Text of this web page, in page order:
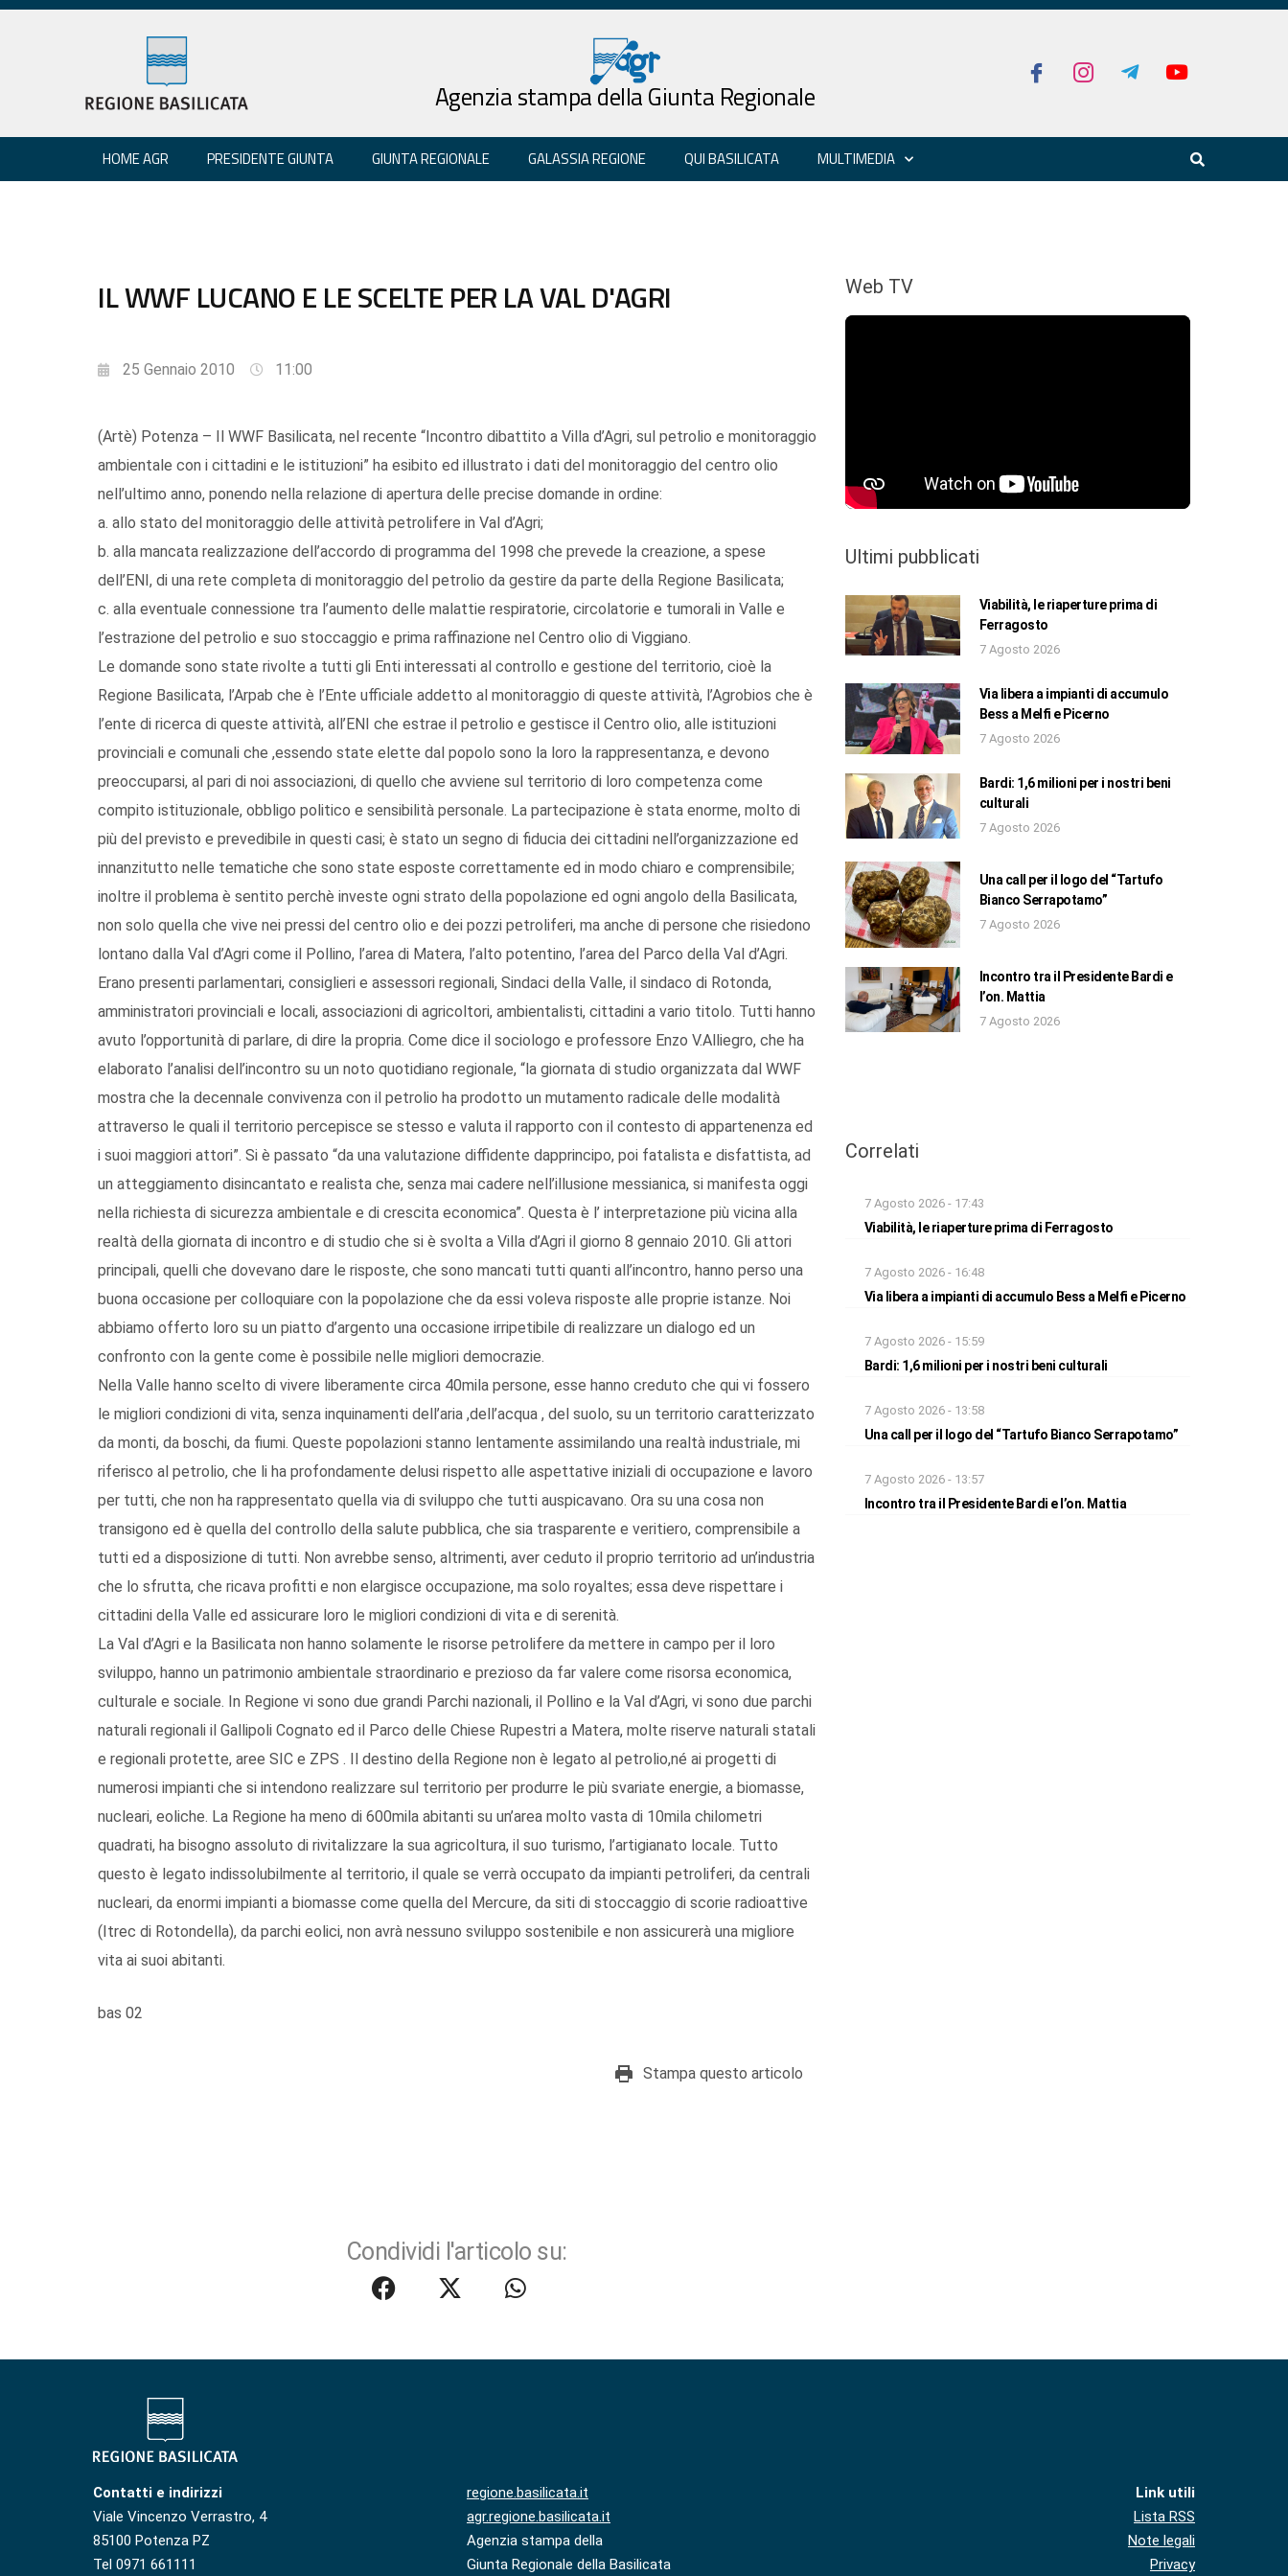
Agenzia stampa della Giunta Regionale
HOME AGR PRESIDENTE GIUNTA GIUNTA REGIONALE GALASSIA REGIONE QUI BASILICATA MULTIMEDIA
IL WWF LUCANO E LE SCELTE PER LA VAL D'AGRI
25 Gennaio 2010 11:00
(Artè) Potenza – Il WWF Basilicata, nel recente “Incontro dibattito a Villa d’Agri, sul petrolio e monitoraggio
ambientale con i cittadini e le istituzioni” ha esibito ed illustrato i dati del monitoraggio del centro olio
nell’ultimo anno, ponendo nella relazione di apertura delle precise domande in ordine:
a. allo stato del monitoraggio delle attività petrolifere in Val d’Agri;
b. alla mancata realizzazione dell’accordo di programma del 1998 che prevede la creazione, a spese
dell’ENI, di una rete completa di monitoraggio del petrolio da gestire da parte della Regione Basilicata;
c. alla eventuale connessione tra l’aumento delle malattie respiratorie, circolatorie e tumorali in Valle e
l’estrazione del petrolio e suo stoccaggio e prima raffinazione nel Centro olio di Viggiano.
Le domande sono state rivolte a tutti gli Enti interessati al controllo e gestione del territorio, cioè la
Regione Basilicata, l’Arpab che è l’Ente ufficiale addetto al monitoraggio di queste attività, l’Agrobios che è
l’ente di ricerca di queste attività, all’ENI che estrae il petrolio e gestisce il Centro olio, alle istituzioni
provinciali e comunali che ,essendo state elette dal popolo sono la loro la rappresentanza, e devono
preoccuparsi, al pari di noi associazioni, di quello che avviene sul territorio di loro competenza come
compito istituzionale, obbligo politico e sensibilità personale. La partecipazione è stata enorme, molto di
più del previsto e prevedibile in questi casi; è stato un segno di fiducia dei cittadini nell’organizzazione ed
innanzitutto nelle tematiche che sono state esposte correttamente ed in modo chiaro e comprensibile;
inoltre il problema è sentito perchè investe ogni strato della popolazione ed ogni angolo della Basilicata,
non solo quella che vive nei pressi del centro olio e dei pozzi petroliferi, ma anche di persone che risiedono
lontano dalla Val d’Agri come il Pollino, l’area di Matera, l’alto potentino, l’area del Parco della Val d’Agri.
Erano presenti parlamentari, consiglieri e assessori regionali, Sindaci della Valle, il sindaco di Rotonda,
amministratori provinciali e locali, associazioni di agricoltori, ambientalisti, cittadini a vario titolo. Tutti hanno
avuto l’opportunità di parlare, di dire la propria. Come dice il sociologo e professore Enzo V.Alliegro, che ha
elaborato l’analisi dell’incontro su un noto quotidiano regionale, “la giornata di studio organizzata dal WWF
mostra che la decennale convivenza con il petrolio ha prodotto un mutamento radicale delle modalità
attraverso le quali il territorio percepisce se stesso e valuta il rapporto con il contesto di appartenenza ed
i suoi maggiori attori”. Si è passato “da una valutazione diffidente dapprincipo, poi fatalista e disfattista, ad
un atteggiamento disincantato e realista che, senza mai cadere nell’illusione messianica, si manifesta oggi
nella richiesta di sicurezza ambientale e di crescita economica”. Questa è l’ interpretazione più vicina alla
realtà della giornata di incontro e di studio che si è svolta a Villa d’Agri il giorno 8 gennaio 2010. Gli attori
principali, quelli che dovevano dare le risposte, che sono mancati tutti quanti all’incontro, hanno perso una
buona occasione per colloquiare con la popolazione che da essi voleva risposte alle proprie istanze. Noi
abbiamo offerto loro su un piatto d’argento una occasione irripetibile di realizzare un dialogo ed un
confronto con la gente come è possibile nelle migliori democrazie.
Nella Valle hanno scelto di vivere liberamente circa 40mila persone, esse hanno creduto che qui vi fossero
le migliori condizioni di vita, senza inquinamenti dell’aria ,dell’acqua , del suolo, su un territorio caratterizzato
da monti, da boschi, da fiumi. Queste popolazioni stanno lentamente assimilando una realtà industriale, mi
riferisco al petrolio, che li ha profondamente delusi rispetto alle aspettative iniziali di occupazione e lavoro
per tutti, che non ha rappresentato quella via di sviluppo che tutti auspicavano. Ora su una cosa non
transigono ed è quella del controllo della salute pubblica, che sia trasparente e veritiero, comprensibile a
tutti ed a disposizione di tutti. Non avrebbe senso, altrimenti, aver ceduto il proprio territorio ad un’industria
che lo sfrutta, che ricava profitti e non elargisce occupazione, ma solo royaltes; essa deve rispettare i
cittadini della Valle ed assicurare loro le migliori condizioni di vita e di serenità.
La Val d’Agri e la Basilicata non hanno solamente le risorse petrolifere da mettere in campo per il loro
sviluppo, hanno un patrimonio ambientale straordinario e prezioso da far valere come risorsa economica,
culturale e sociale. In Regione vi sono due grandi Parchi nazionali, il Pollino e la Val d’Agri, vi sono due parchi
naturali regionali il Gallipoli Cognato ed il Parco delle Chiese Rupestri a Matera, molte riserve naturali statali
e regionali protette, aree SIC e ZPS . Il destino della Regione non è legato al petrolio,né ai progetti di
numerosi impianti che si intendono realizzare sul territorio per produrre le più svariate energie, a biomasse,
nucleari, eoliche. La Regione ha meno di 600mila abitanti su un’area molto vasta di 10mila chilometri
quadrati, ha bisogno assoluto di rivitalizzare la sua agricoltura, il suo turismo, l’artigianato locale. Tutto
questo è legato indissolubilmente al territorio, il quale se verrà occupato da impianti petroliferi, da centrali
nucleari, da enormi impianti a biomasse come quella del Mercure, da siti di stoccaggio di scorie radioattive
(Itrec di Rotondella), da parchi eolici, non avrà nessuno sviluppo sostenibile e non assicurerà una migliore
vita ai suoi abitanti.
bas 02
Stampa questo articolo
Condividi l'articolo su:
Web TV
Ultimi pubblicati
Viabilità, le riaperture prima di
Ferragosto
7 Agosto 2026
Via libera a impianti di accumulo
Bess a Melfi e Picerno
7 Agosto 2026
Bardi: 1,6 milioni per i nostri beni
culturali
7 Agosto 2026
Una call per il logo del “Tartufo
Bianco Serrapotamo”
7 Agosto 2026
Incontro tra il Presidente Bardi e
l’on. Mattia
7 Agosto 2026
Correlati
7 Agosto 2026 - 17:43
Viabilità, le riaperture prima di Ferragosto
7 Agosto 2026 - 16:48
Via libera a impianti di accumulo Bess a Melfi e Picerno
7 Agosto 2026 - 15:59
Bardi: 1,6 milioni per i nostri beni culturali
7 Agosto 2026 - 13:58
Una call per il logo del “Tartufo Bianco Serrapotamo”
7 Agosto 2026 - 13:57
Incontro tra il Presidente Bardi e l’on. Mattia
Contatti e indirizzi
Viale Vincenzo Verrastro, 4
85100 Potenza PZ
Tel 0971 661111
regione.basilicata.it
agr.regione.basilicata.it
Agenzia stampa della
Giunta Regionale della Basilicata
Link utili
Lista RSS
Note legali
Privacy